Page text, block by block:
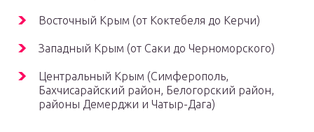
Восточный Крым (от Коктебеля до Керчи)
Западный Крым (от Саки до Черноморского)
Центральный Крым (Симферополь,
Бахчисарайский район, Белогорский район,
районы Демерджи и Чатыр-Дага)